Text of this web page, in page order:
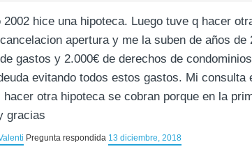
2002 hice una hipoteca. Luego tuve q hacer
apertura y me la suben de años de
gastos y 2.000€ de derechos de
evitando todos estos gastos. Mi consulta
otra hipoteca se cobran porque en la
gracias
Pregunta respondida 13 diciembre, 2018